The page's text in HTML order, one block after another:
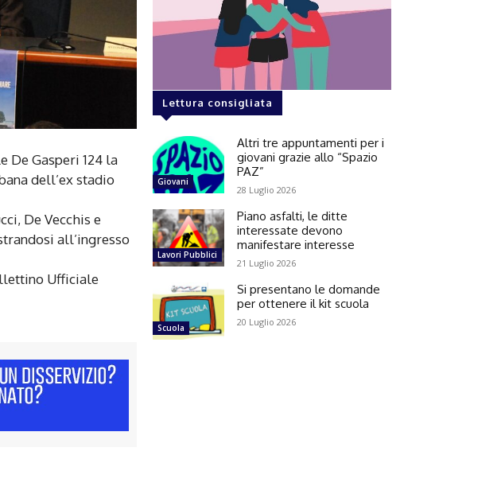
De Gasperi 124 la
dell’ex stadio
De Vecchis e
all’ingresso
Ufficiale
Lettura consigliata
Giovani
Altri tre appuntamenti per i
giovani grazie allo “Spazio
PAZ”
28 Luglio 2026
Lavori Pubblici
Piano asfalti, le ditte
interessate devono
manifestare interesse
21 Luglio 2026
Scuola
Si presentano le domande
per ottenere il kit scuola
20 Luglio 2026